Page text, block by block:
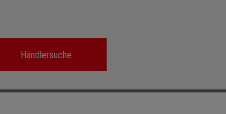
Händlersuche